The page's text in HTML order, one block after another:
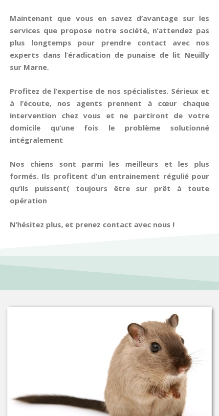
Maintenant que vous en savez d’avantage sur les
services que propose notre société, n’attendez pas
plus longtemps pour prendre contact avec nos
experts dans l’éradication de punaise de lit Neuilly
sur Marne.
Profitez de l’expertise de nos spécialistes. Sérieux et
à l’écoute, nos agents prennent à cœur chaque
intervention chez vous et ne partiront de votre
domicile qu’une fois le problème solutionné
intégralement
Nos chiens sont parmi les meilleurs et les plus
formés. Ils profitent d’un entrainement régulié pour
qu’ils puissent( toujours être sur prêt à toute
opération
N’hésitez plus, et prenez contact avec nous !